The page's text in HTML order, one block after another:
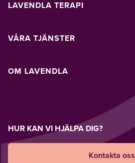
LAVENDLA TERAPI
VÅRA TJÄNSTER
OM LAVENDLA
HUR KAN VI HJÄLPA DIG?
Kontakta oss